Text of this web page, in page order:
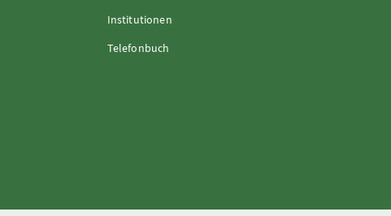
Institutionen
Telefonbuch